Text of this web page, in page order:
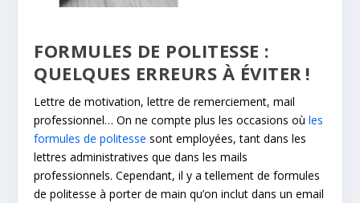
FORMULES DE POLITESSE :
QUELQUES ERREURS À ÉVITER !
Lettre de motivation, lettre de remerciement, mail
professionnel… On ne compte plus les occasions oùles
formules de politesse sont employées, tant dans les
lettres administratives que dans les mails
professionnels. Cependant, il y a tellement de formules
de politesse à porter de main qu’on inclut dans un email